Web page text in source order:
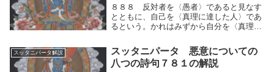
８８８ 反対者を〈愚者〉であると見なす
とともに、自己を〈真理に達した人〉であ
るという。かれはみずから自分を〈真理に
視し、そのように語る。人間的思考の運動
によって、自己とその他を分別し、反対者
を〈愚者〉で...
スッタニパータ解説
スッタニパータ 悪意についての
八つの詩句７８１の解説